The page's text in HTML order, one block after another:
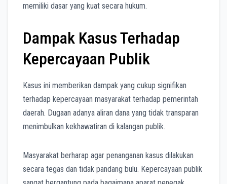
memiliki dasar yang kuat secara hukum.
Dampak Kasus Terhadap
Kepercayaan Publik
Kasus ini memberikan dampak yang cukup signifikan
terhadap kepercayaan masyarakat terhadap pemerintah
daerah. Dugaan adanya aliran dana yang tidak transparan
menimbulkan kekhawatiran di kalangan publik.
Masyarakat berharap agar penanganan kasus dilakukan
secara tegas dan tidak pandang bulu. Kepercayaan publik